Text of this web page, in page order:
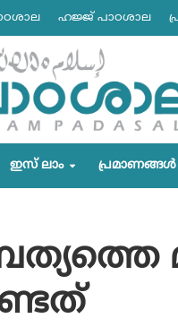
ഹജ്ജ് പാഠശാല
ഇസ് ലാം പ്രമാണങ്ങള്‍